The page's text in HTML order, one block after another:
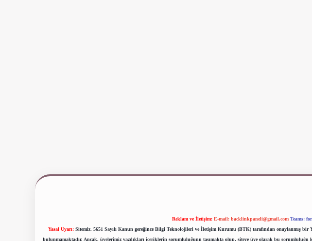
Reklam ve İletişim: E-mail: backlinkpaneli@gmail.com Teams:
Yasal Uyarı: Sitemiz, 5651 Sayılı Kanun gereğince Bilgi Teknolojileri ve İletişim Kurumu (BTK) tarafından onaylanmış
bulunmamaktadır. Ancak, üyelerimiz yazdıkları içeriklerin sorumluluğunu taşımakta olup, siteye üye olarak bu